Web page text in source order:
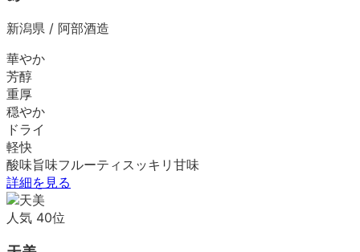
新潟県 / 阿部酒造
華やか
芳醇
重厚
穏やか
ドライ
軽快
酸味旨味フルーティ スッキリ 甘味
詳細を見る
人気 40位